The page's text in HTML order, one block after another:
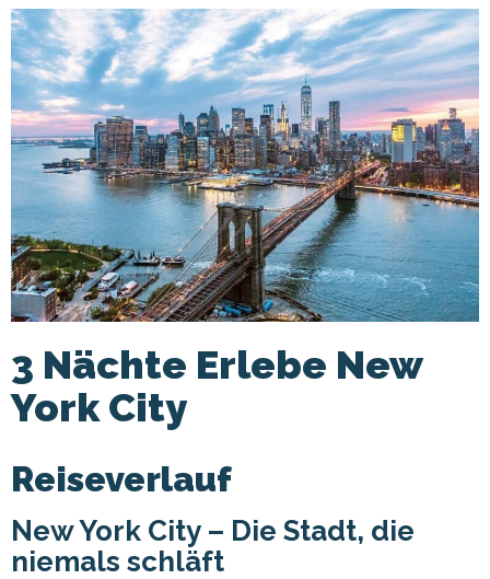
3 Nächte Erlebe New
York City
Reiseverlauf
New York City – Die Stadt, die
niemals schläft